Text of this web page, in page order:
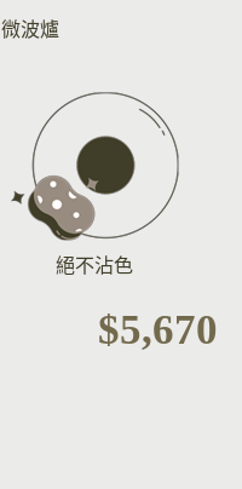
微波爐
絕不沾色
$5,670